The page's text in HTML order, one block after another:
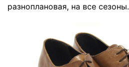
разноплановая, на все сезоны.